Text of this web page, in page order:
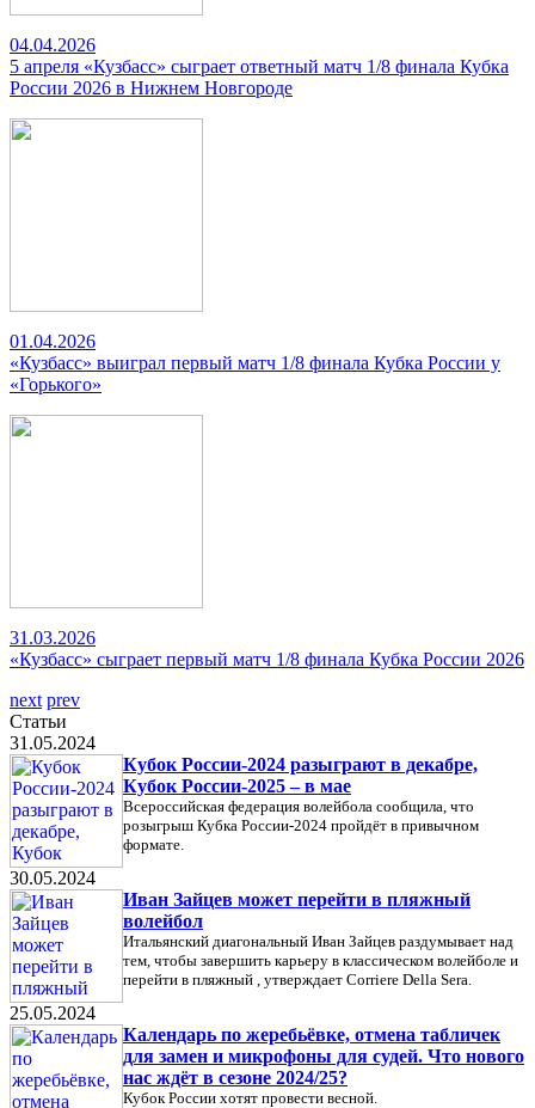
04.04.2026
5 апреля «Кузбасс» сыграет ответный матч 1/8 финала Кубка
России 2026 в Нижнем Новгороде
01.04.2026
«Кузбасс» выиграл первый матч 1/8 финала Кубка России у
«Горького»
31.03.2026
«Кузбасс» сыграет первый матч 1/8 финала Кубка России 2026
next prev
Статьи
31.05.2024
Кубок России-2024 разыграют в декабре,
Кубок России-2025 – в мае
Всероссийская федерация волейбола сообщила, что
розыгрыш Кубка России-2024 пройдёт в привычном
формате.
30.05.2024
Иван Зайцев может перейти в пляжный
волейбол
Итальянский диагональный Иван Зайцев раздумывает над
тем, чтобы завершить карьеру в классическом волейболе и
перейти в пляжный , утверждает Corriere Della Sera.
25.05.2024
Календарь по жеребьёвке, отмена табличек
для замен и микрофоны для судей. Что нового
нас ждёт в сезоне 2024/25?
Кубок России хотят провести весной.